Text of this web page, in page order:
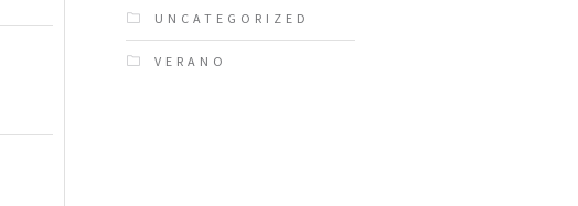
UNCATEGORIZED
VERANO